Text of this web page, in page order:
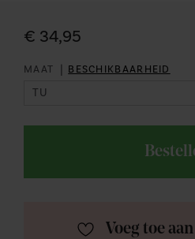
€ 34,95
MAAT | BESCHIKBAARHEID
Voeg toe